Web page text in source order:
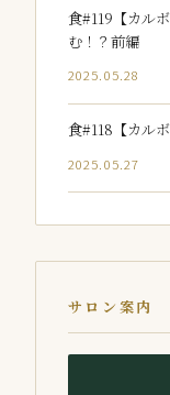
食#119【カル
む！？前編
2025.05.28
食#118【カル
2025.05.27
サロン案内